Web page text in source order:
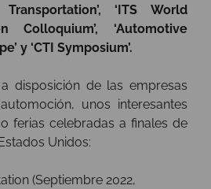
‘ITS World
Colloquium’, ‘Automotive
y ‘CTI Symposium’.
disposición de las empresas
unos interesantes
ferias celebradas a finales de
Unidos:
(Septiembre 2022,